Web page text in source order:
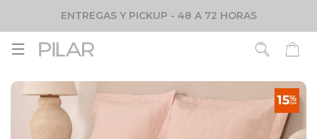
ENTREGAS Y PICKUP - 48 A 72 HORAS
